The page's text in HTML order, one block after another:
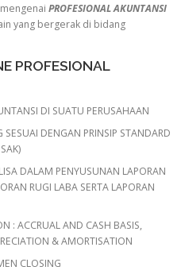
PROFESIONAL AKUNTANSI
yang bergerak di bidang
PROFESIONAL
DI SUATU PERUSAHAAN
DENGAN PRINSIP STANDARD
DALAM PENYUSUNAN LAPORAN
RUGI LABA SERTA LAPORAN
: ACCRUAL AND CASH BASIS,
& AMORTISATION
CLOSING